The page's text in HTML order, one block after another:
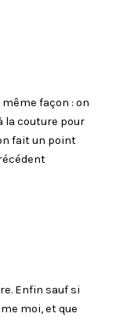
façon : on
la couture pour
fait un point
Enfin sauf si
moi, et que